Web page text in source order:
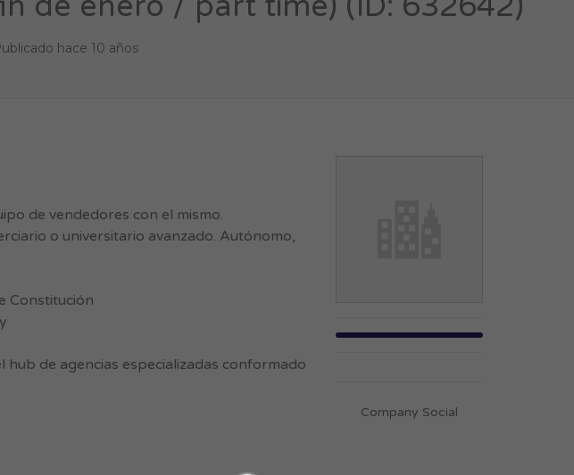
hace 10 años
de vendedores con el mismo.
o universitario avanzado. Autónomo,
Constitución
hub de agencias especializadas conformado
Company Social